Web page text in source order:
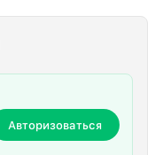
Авторизоваться